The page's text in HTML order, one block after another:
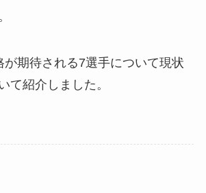
が期待される7選手について現状
て紹介しました。